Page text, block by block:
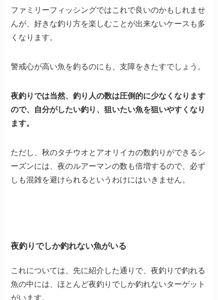
ファミリーフィッシングではこれで良いのかもしれませ
んが、好きな釣り方を楽しむことが出来ないケースも多
くなります。
警戒心が高い魚を釣るのにも、支障をきたすでしょう。
夜釣りでは当然、釣り人の数は圧倒的に少なくなります
ので、自分がしたい釣り、狙いたい魚を狙いやすくなり
ます。
ただし、秋のタチウオとアオリイカの数釣りができるシ
ーズンには、夜のルアーマンの数も倍増するので、必ず
しも混雑を避けられるというわけにはいきません。
夜釣りでしか釣れない魚がいる
これについては、先に紹介した通りで、夜釣りで釣れる
魚の中には、ほとんど夜釣りでしか釣れないターゲット
がいます。